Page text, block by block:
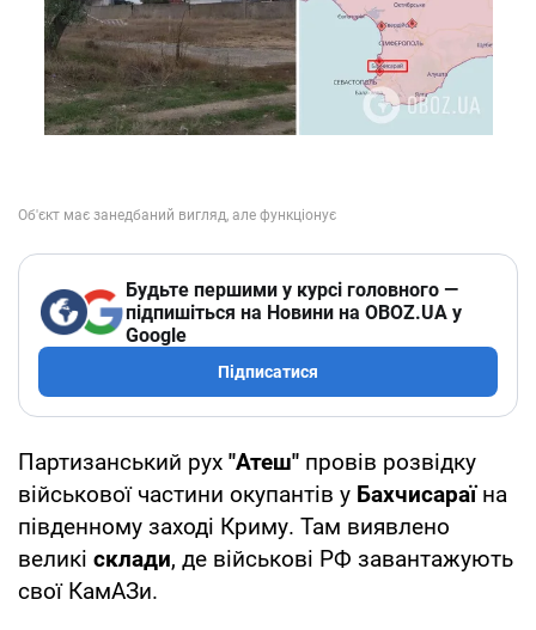
Будьте першими у курсі головного —
підпишіться на Новини на OBOZ.UA у
Google
Підписатися
Партизанський рух "Атеш" провів розвідку
військової частини окупантів у Бахчисараїна
південному заході Криму. Там виявлено
великі склади, де військові РФ завантажують
свої КамАЗи.